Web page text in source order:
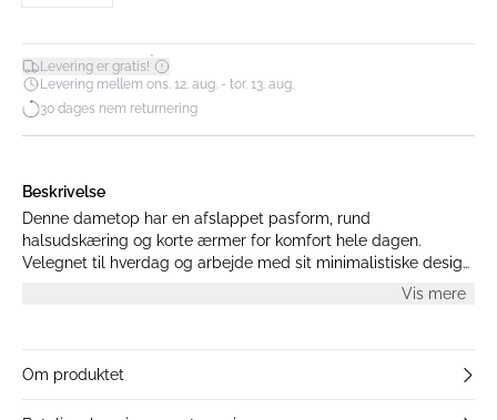
Levering er gratis!*
Levering mellem ons. 12. aug. - tor. 13. aug.
30 dages nem returnering
Beskrivelse
Denne dametop har en afslappet pasform, rund
halsudskæring og korte ærmer for komfort hele dagen.
Velegnet til hverdag og arbejde med sit minimalistiske design,
Vis mere
Om produktet